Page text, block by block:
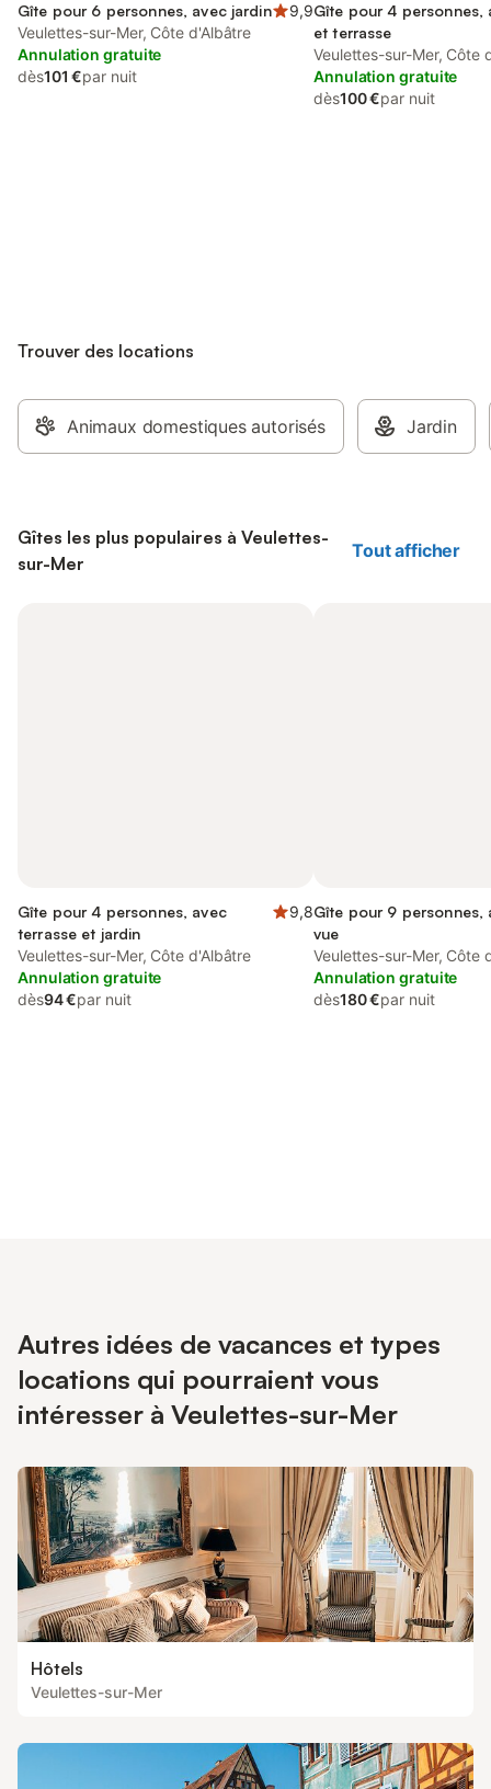
Gîte pour 6 personnes, avec jardin
9,9
Veulettes-sur-Mer, Côte d'Albâtre
Annulation gratuite
dès101 €par nuit
Gîte pour 4 personnes,
et terrasse
Veulettes-sur-Mer, Côte
Annulation gratuite
dès100 €par nuit
Trouver des locations
Animaux domestiques autorisés Jardin
Gîtes les plus populaires à Veulettes-
sur-Mer
Tout afficher
Gîte pour 4 personnes, avec
terrasse et jardin
9,8
Veulettes-sur-Mer, Côte d'Albâtre
Annulation gratuite
dès94 €par nuit
Gîte pour 9 personnes,
vue
Veulettes-sur-Mer, Côte
Annulation gratuite
dès180 €par nuit
Autres idées de vacances et types
locations qui pourraient vous
intéresser à Veulettes-sur-Mer
Hôtels
Veulettes-sur-Mer